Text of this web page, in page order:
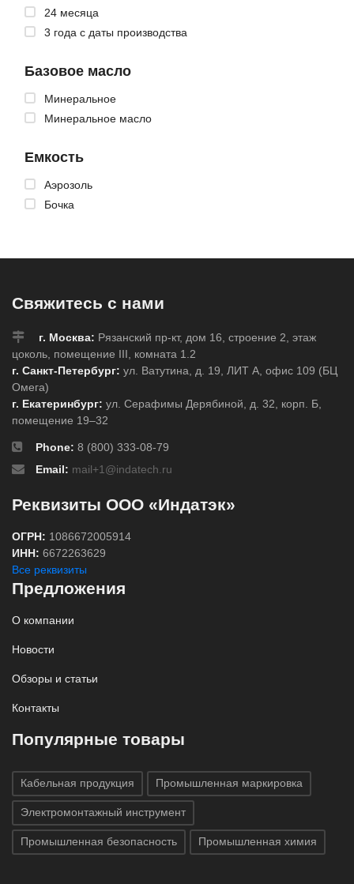
24 месяца
3 года с даты производства
Базовое масло
Минеральное
Минеральное масло
Емкость
Аэрозоль
Бочка
Свяжитесь с нами
г. Москва: Рязанский пр-кт, дом 16, строение 2, этаж
цоколь, помещение III, комната 1.2
г. Санкт-Петербург: ул. Ватутина, д. 19, ЛИТ А, офис 109 (БЦ
Омега)
г. Екатеринбург: ул. Серафимы Дерябиной, д. 32, корп. Б,
помещение 19–32
Phone: 8 (800) 333-08-79
Email: mail+1@indatech.ru
Реквизиты ООО «Индатэк»
ОГРН: 1086672005914
ИНН: 6672263629
Все реквизиты
Предложения
О компании
Новости
Обзоры и статьи
Контакты
Популярные товары
Кабельная продукция Промышленная маркировка
Электромонтажный инструмент
Промышленная безопасность Промышленная химия